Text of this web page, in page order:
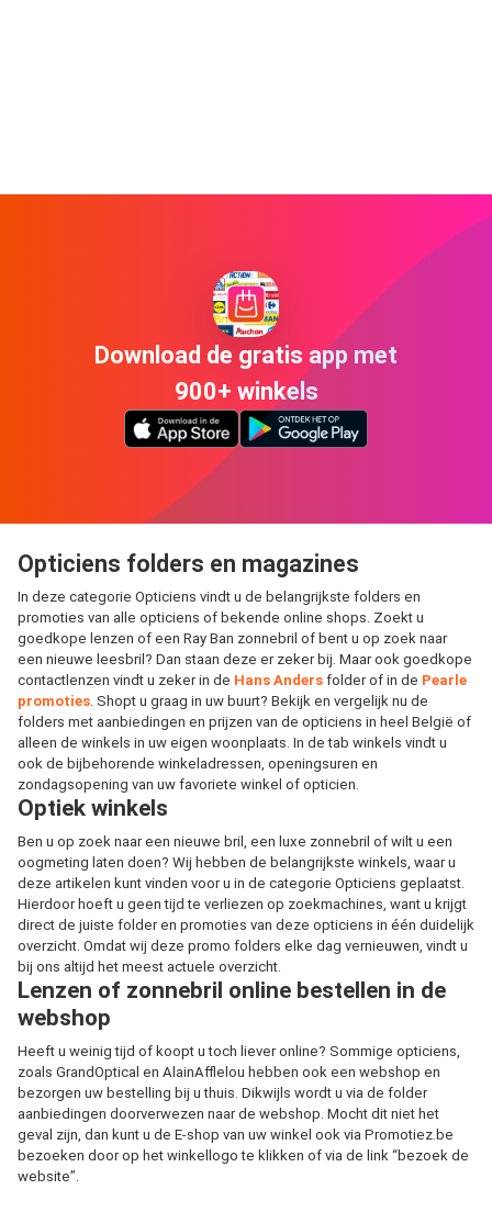
Download de gratis app met
900+ winkels
Opticiens folders en magazines
In deze categorie Opticiens vindt u de belangrijkste folders en
promoties van alle opticiens of bekende online shops. Zoekt u
goedkope lenzen of een Ray Ban zonnebril of bent u op zoek naar
een nieuwe leesbril? Dan staan deze er zeker bij. Maar ook goedkope
contactlenzen vindt u zeker in de Hans Anders folder of in de Pearle
promoties. Shopt u graag in uw buurt? Bekijk en vergelijk nu de
folders met aanbiedingen en prijzen van de opticiens in heel België of
alleen de winkels in uw eigen woonplaats. In de tab winkels vindt u
ook de bijbehorende winkeladressen, openingsuren en
zondagsopening van uw favoriete winkel of opticien.
Optiek winkels
Ben u op zoek naar een nieuwe bril, een luxe zonnebril of wilt u een
oogmeting laten doen? Wij hebben de belangrijkste winkels, waar u
deze artikelen kunt vinden voor u in de categorie Opticiens geplaatst.
Hierdoor hoeft u geen tijd te verliezen op zoekmachines, want u krijgt
direct de juiste folder en promoties van deze opticiens in één duidelijk
overzicht. Omdat wij deze promo folders elke dag vernieuwen, vindt u
bij ons altijd het meest actuele overzicht.
Lenzen of zonnebril online bestellen in de
webshop
Heeft u weinig tijd of koopt u toch liever online? Sommige opticiens,
zoals GrandOptical en AlainAfflelou hebben ook een webshop en
bezorgen uw bestelling bij u thuis. Dikwijls wordt u via de folder
aanbiedingen doorverwezen naar de webshop. Mocht dit niet het
geval zijn, dan kunt u de E-shop van uw winkel ook via Promotiez.be
bezoeken door op het winkellogo te klikken of via de link “bezoek de
website”.